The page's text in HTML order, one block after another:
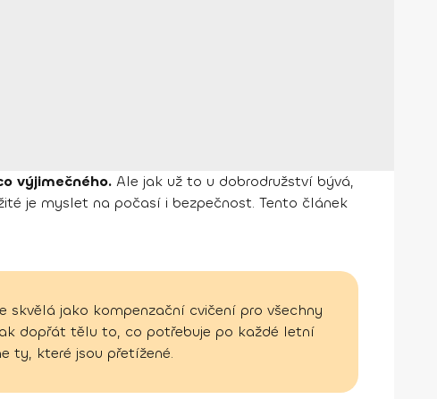
výjimečného. Ale jak už to u dobrodružství bývá,
je myslet na počasí i bezpečnost. Tento článek
skvělá jako kompenzační cvičení pro všechny
dopřát tělu to, co potřebuje po každé letní
ty, které jsou přetížené.